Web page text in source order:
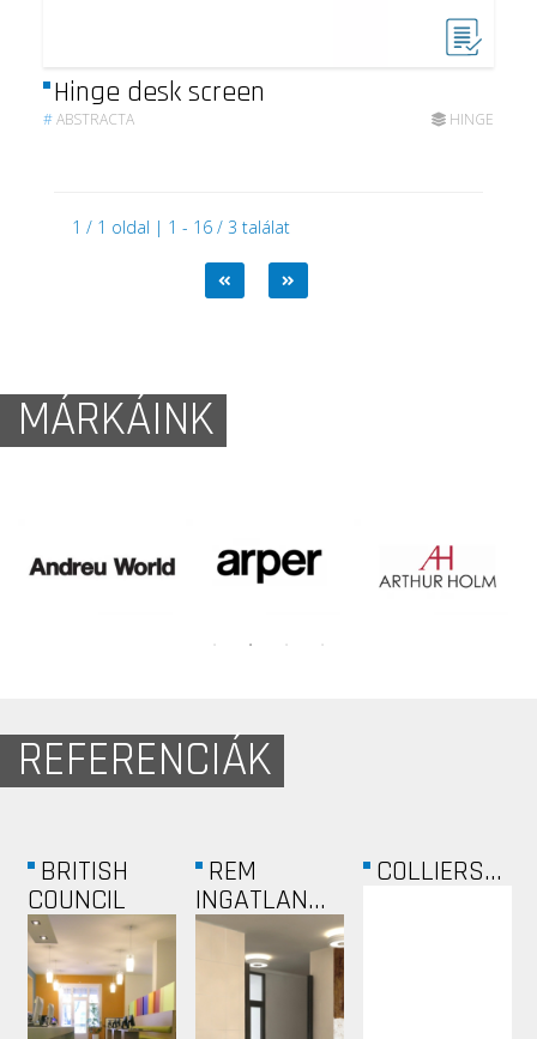
Hinge desk screen
#ABSTRACTA HINGE
1 / 1 oldal | 1 - 16 / 3 találat
MÁRKÁINK
REFERENCIÁK
BRITISH
COUNCIL
REM
INGATLAN...
COLLIERS...